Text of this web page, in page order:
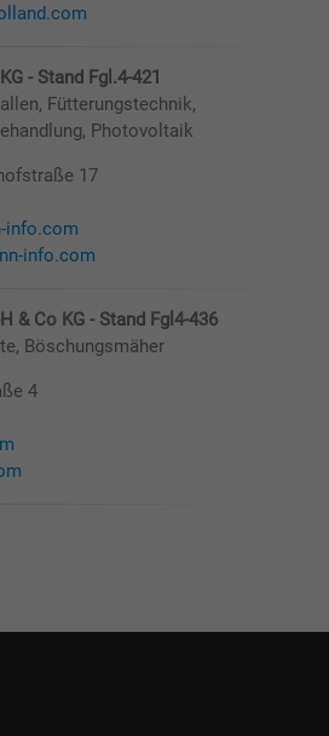
- Stand Fgl.4-421
Fütterungstechnik,
Photovoltaik
17
info.com
info.com
& Co KG - Stand Fgl4-436
Böschungsmäher
4